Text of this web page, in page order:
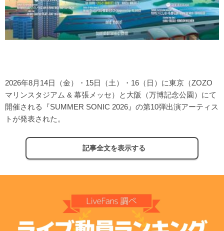
2026年8⽉14日（⾦）・15⽇（⼟）・16（⽇）に東京（ZOZO
マリンスタジアム & 幕張メッセ）と⼤阪（万博記念公園）にて
開催される『SUMMER SONIC 2026』の第10弾出演アーティス
トが発表された。
記事全文を表示する